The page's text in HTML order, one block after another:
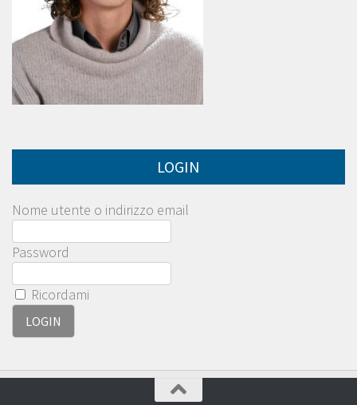
LOGIN
Nome utente o indirizzo email
Password
Ricordami